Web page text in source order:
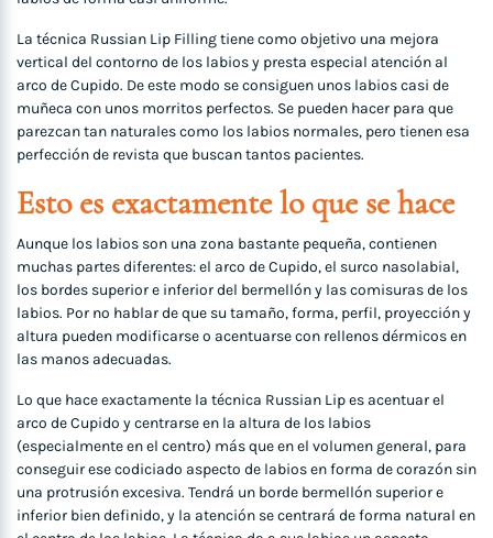
La técnica Russian Lip Filling tiene como objetivo una mejora
vertical del contorno de los labios y presta especial atención al
arco de Cupido. De este modo se consiguen unos labios casi de
muñeca con unos morritos perfectos. Se pueden hacer para que
parezcan tan naturales como los labios normales, pero tienen esa
perfección de revista que buscan tantos pacientes.
Esto es exactamente lo que se hace
Aunque los labios son una zona bastante pequeña, contienen
muchas partes diferentes: el arco de Cupido, el surco nasolabial,
los bordes superior e inferior del bermellón y las comisuras de los
labios. Por no hablar de que su tamaño, forma, perfil, proyección y
altura pueden modificarse o acentuarse con rellenos dérmicos en
las manos adecuadas.
Lo que hace exactamente la técnica Russian Lip es acentuar el
arco de Cupido y centrarse en la altura de los labios
(especialmente en el centro) más que en el volumen general, para
conseguir ese codiciado aspecto de labios en forma de corazón sin
una protrusión excesiva. Tendrá un borde bermellón superior e
inferior bien definido, y la atención se centrará de forma natural en